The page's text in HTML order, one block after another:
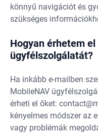
könnyű navigációt és
szükséges
Hogyan érhetem
ügyfélszolgálatát?
Ha inkább e-mailben
MobileNAV
érheti el őket:
kényelmes módszer az
vagy problémák